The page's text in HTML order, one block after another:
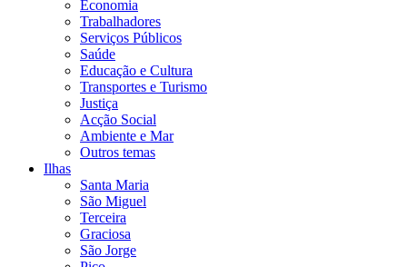
Economia
Trabalhadores
Serviços Públicos
Saúde
Educação e Cultura
Transportes e Turismo
Justiça
Acção Social
Ambiente e Mar
Outros temas
Ilhas
Santa Maria
São Miguel
Terceira
Graciosa
São Jorge